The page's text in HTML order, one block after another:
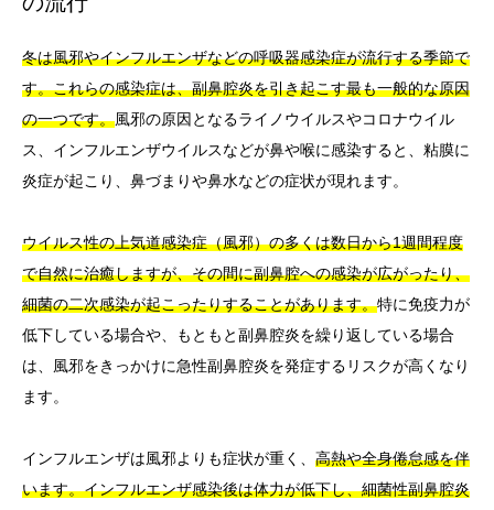
冬は風邪やインフルエンザなどの呼吸器感染症が流行する季節で
す。これらの感染症は、副鼻腔炎を引き起こす最も一般的な原因
の一つです。風邪の原因となるライノウイルスやコロナウイル
ス、インフルエンザウイルスなどが鼻や喉に感染すると、粘膜に
炎症が起こり、鼻づまりや鼻水などの症状が現れます。
ウイルス性の上気道感染症（風邪）の多くは数日から1週間程度
で自然に治癒しますが、その間に副鼻腔への感染が広がったり、
細菌の二次感染が起こったりすることがあります。特に免疫力が
低下している場合や、もともと副鼻腔炎を繰り返している場合
は、風邪をきっかけに急性副鼻腔炎を発症するリスクが高くなり
ます。
インフルエンザは風邪よりも症状が重く、 高熱や全身倦怠感を伴
います。インフルエンザ感染後は体力が低下し、細菌性副鼻腔炎